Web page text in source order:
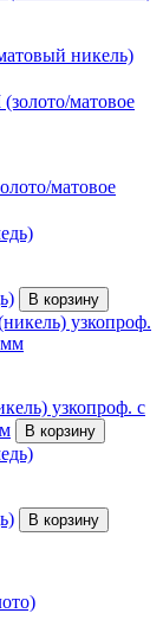
никель)
матовое
В корзину
узкопроф. с
В корзину
В корзину